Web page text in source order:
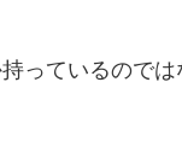
っているのでは